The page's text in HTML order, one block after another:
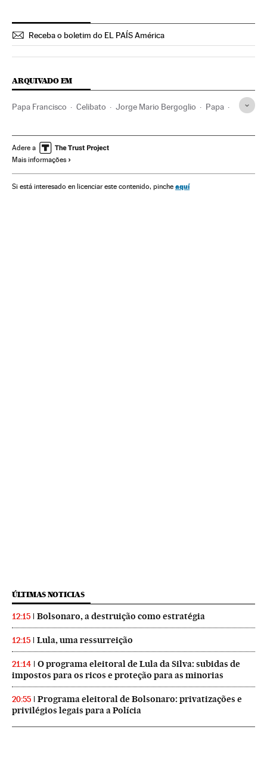
Receba o boletim do EL PAÍS América
ARQUIVADO EM
Papa Francisco Celibato Jorge Mario Bergoglio Papa
Adere a
Mais informações
Si está interesado en licenciar este contenido, pinche aquí
ÚLTIMAS NOTICIAS
12:15 Bolsonaro, a destruição como estratégia
12:15 Lula, uma ressurreição
21:14
O programa eleitoral de Lula da Silva: subidas de
impostos para os ricos e proteção para as minorias
20:55
Programa eleitoral de Bolsonaro: privatizações e
privilégios legais para a Polícia